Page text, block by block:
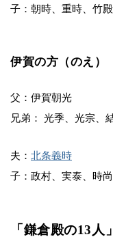
子：朝時、重時、竹殿
伊賀の方（のえ）
父：伊賀朝光
兄弟： 光季、光宗、
夫： 北条義時
子：政村、実泰、時
「鎌倉殿の13